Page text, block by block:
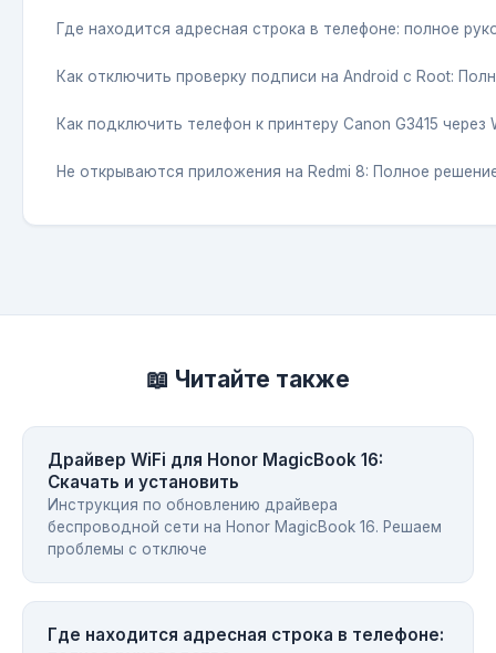
Где находится адресная строка в телефоне: полное
Как отключить проверку подписи на Android с Root:
Как подключить телефон к принтеру Canon G3415 через
Не открываются приложения на Redmi 8: Полное
📖 Читайте также
Драйвер WiFi для Honor MagicBook 16:
Скачать и установить
Инструкция по обновлению драйвера
беспроводной сети на Honor MagicBook 16. Решаем
проблемы с отключе
Где находится адресная строка в телефоне: